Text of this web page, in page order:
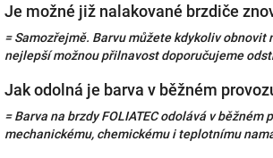
Je možné již nalakované brzdiče
= Samozřejmě. Barvu můžete kdykoliv obnovit
nejlepší možnou přilnavost doporučujeme
Jak odolná je barva v běžném
= Barva na brzdy FOLIATEC odolává v běžném
mechanickému, chemickému i teplotnímu